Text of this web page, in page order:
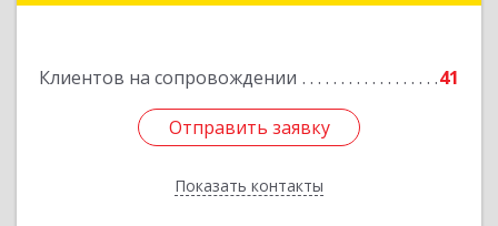
Клиентов на сопровождении 41
Отправить заявку
Показать контакты
Отправить заявку
Назад